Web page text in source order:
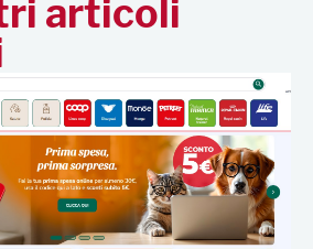
articoli